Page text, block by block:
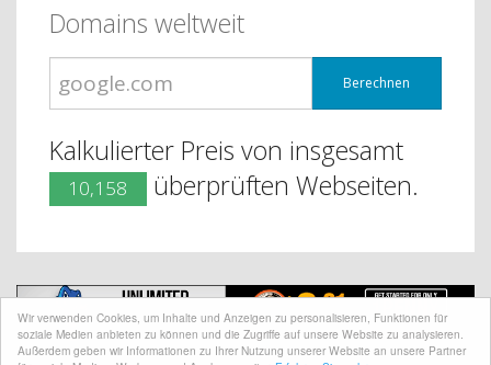
Wir verwenden Cookies, um Inhalte und Anzeigen zu personalisieren, Funktionen für
soziale Medien anbieten zu können und die Zugriffe auf unsere Website zu analysieren.
Außerdem geben wir Informationen zu Ihrer Nutzung unserer Website an unsere Partner
Domains weltweit
Berechnen
Kalkulierter Preis von insgesamt
10,158 überprüften Webseiten.